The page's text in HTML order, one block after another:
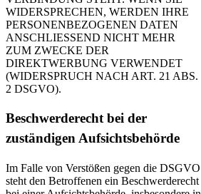
WIDERSPRECHEN, WERDEN IHRE
PERSONENBEZOGENEN DATEN
ANSCHLIESSEND NICHT MEHR
ZUM ZWECKE DER
DIREKTWERBUNG VERWENDET
(WIDERSPRUCH NACH ART. 21 ABS.
2 DSGVO).
Beschwerde­recht bei der
zuständigen Aufsichts­behörde
Im Falle von Verstößen gegen die DSGVO
steht den Betroffenen ein Beschwerderecht